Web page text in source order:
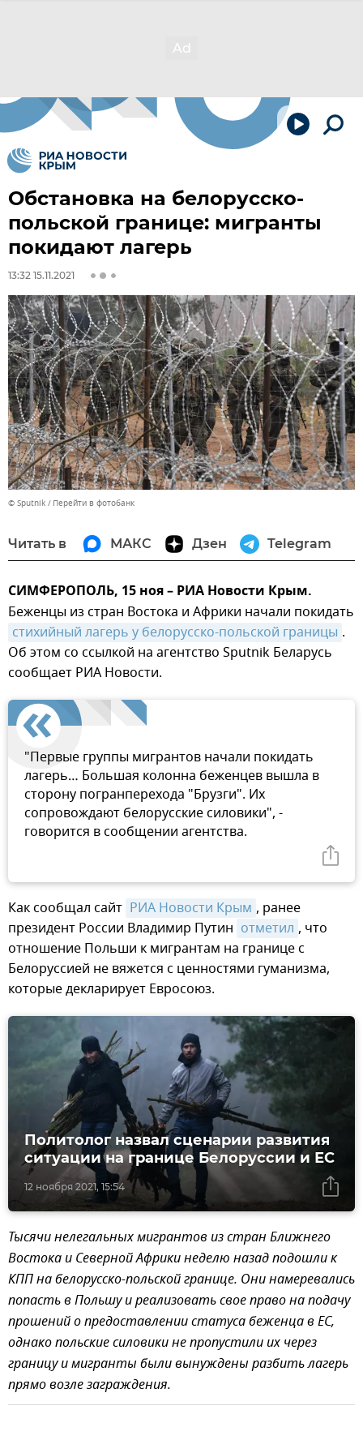
Обстановка на белорусско-
польской границе: мигранты
покидают лагерь
13:32 15.11.2021
© Sputnik Перейти в фотобанк
Читать в МАКС Дзен Telegram
СИМФЕРОПОЛЬ, 15 ноя – РИА Новости Крым.
Беженцы из стран Востока и Африки начали покидать
стихийный лагерь у белорусско-польской границы .
Об этом со ссылкой на агентство Sputnik Беларусь
сообщает РИА Новости.
"Первые группы мигрантов начали покидать
лагерь… Большая колонна беженцев вышла в
сторону погранперехода "Брузги". Их
сопровождают белорусские силовики", -
говорится в сообщении агентства.
Как сообщал сайт РИА Новости Крым , ранее
президент России Владимир Путин отметил , что
отношение Польши к мигрантам на границе с
Белоруссией не вяжется с ценностями гуманизма,
которые декларирует Евросоюз.
12 ноября 2021, 15:54
Политолог назвал сценарии развития
ситуации на границе Белоруссии и ЕС
Тысячи нелегальных мигрантов из стран Ближнего
Востока и Северной Африки неделю назад подошли к
КПП на белорусско-польской границе. Они намеревались
попасть в Польшу и реализовать свое право на подачу
прошений о предоставлении статуса беженца в ЕС,
однако польские силовики не пропустили их через
границу и мигранты были вынуждены разбить лагерь
прямо возле заграждения.